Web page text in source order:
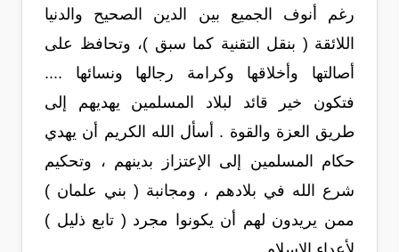
رغم أنوف الجميع بين الدين الصحيح والدنيا
اللائقة ( بنقل التقنية كما سبق )، وتحافظ على
أصالتها وأخلاقها وكرامة رجالها ونسائها ....
فتكون خير قائد لبلاد المسلمين يهديهم إلى
طريق العزة والقوة . أسأل الله الكريم أن يهدي
حكام المسلمين إلى الإعتزاز بدينهم ، وتحكيم
شرع الله في بلادهم ، ومجانبة ( بني علمان )
ممن يريدون لهم أن يكونوا مجرد ( تابع ذليل )